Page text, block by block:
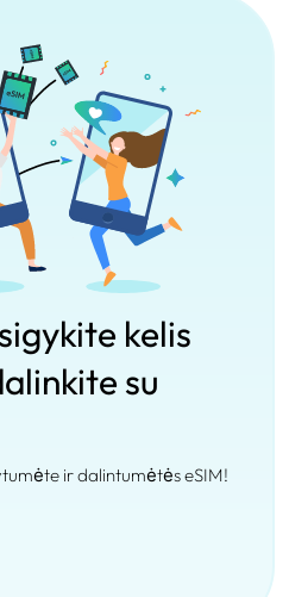
kelis
su
ir dalintumėtės eSIM!